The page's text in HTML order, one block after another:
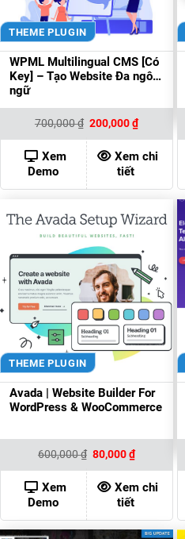
THEME PLUGIN
WPML Multilingual CMS [Có
Key] – Tạo Website Đa ngôn
ngữ
700,000₫ Giá
là:
700,000 ₫.
200,000₫Giá
hiện
tại
là:
200,000 ₫.
Xem
Demo
Xem chi
tiết
THEME PLUGIN
Avada | Website Builder For
WordPress & WooCommerce
600,000₫ Giá
gốc
là:
600,000 ₫.
80,000₫Giá
hiện
tại
là:
80,000 ₫.
Xem
Demo
Xem chi
tiết